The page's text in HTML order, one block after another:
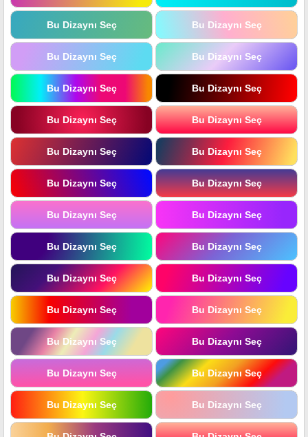
Bu Dizaynı Seç Bu Dizaynı Seç
Bu Dizaynı Seç Bu Dizaynı Seç
Bu Dizaynı Seç Bu Dizaynı Seç
Bu Dizaynı Seç Bu Dizaynı Seç
Bu Dizaynı Seç Bu Dizaynı Seç
Bu Dizaynı Seç Bu Dizaynı Seç
Bu Dizaynı Seç Bu Dizaynı Seç
Bu Dizaynı Seç Bu Dizaynı Seç
Bu Dizaynı Seç Bu Dizaynı Seç
Bu Dizaynı Seç Bu Dizaynı Seç
Bu Dizaynı Seç Bu Dizaynı Seç
Bu Dizaynı Seç Bu Dizaynı Seç
Bu Dizaynı Seç Bu Dizaynı Seç